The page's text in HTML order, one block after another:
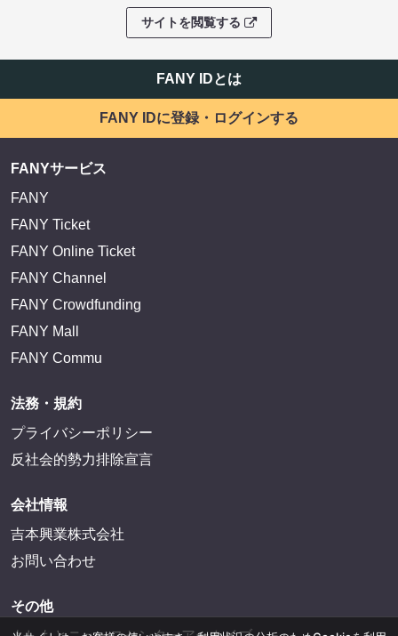
サイトを閲覧する
FANY IDとは
FANY IDに登録・ログインする
FANYサービス
FANY
FANY Ticket
FANY Online Ticket
FANY Channel
FANY Crowdfunding
FANY Mall
FANY Commu
法務・規約
プライバシーポリシー
反社会的勢力排除宣言
会社情報
吉本興業株式会社
お問い合わせ
その他